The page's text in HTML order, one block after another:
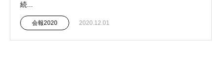
続...
会報2020 2020.12.01